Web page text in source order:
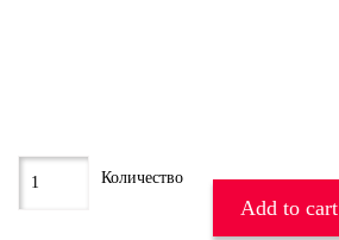
Add to cart